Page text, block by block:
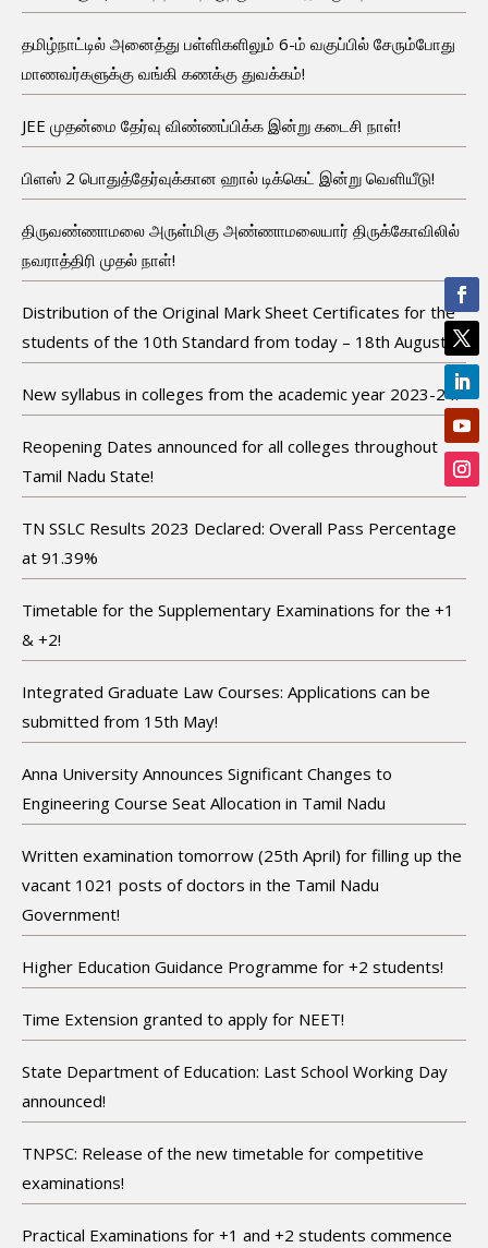
தமிழ்நாட்டில் அனைத்து பள்ளிகளிலும் 6-ம் வகுப்பில் சேரும்போது
மாணவர்களுக்கு வங்கி கணக்கு துவக்கம்!
JEE முதன்மை தேர்வு விண்ணப்பிக்க இன்று கடைசி நாள்!
பிளஸ் 2 பொதுத்தேர்வுக்கான ஹால் டிக்கெட் இன்று வெளியீடு!
திருவண்ணாமலை அருள்மிகு அண்ணாமலையார் திருக்கோவிலில்
நவராத்திரி முதல் நாள்!
Distribution of the Original Mark Sheet Certificates for the
students of the 10th Standard from today – 18th August!
New syllabus in colleges from the academic year 2023-24!
Reopening Dates announced for all colleges throughout
Tamil Nadu State!
TN SSLC Results 2023 Declared: Overall Pass Percentage
at 91.39%
Timetable for the Supplementary Examinations for the +1
& +2!
Integrated Graduate Law Courses: Applications can be
submitted from 15th May!
Anna University Announces Significant Changes to
Engineering Course Seat Allocation in Tamil Nadu
Written examination tomorrow (25th April) for filling up the
vacant 1021 posts of doctors in the Tamil Nadu
Government!
Higher Education Guidance Programme for +2 students!
Time Extension granted to apply for NEET!
State Department of Education: Last School Working Day
announced!
TNPSC: Release of the new timetable for competitive
examinations!
Practical Examinations for +1 and +2 students commence